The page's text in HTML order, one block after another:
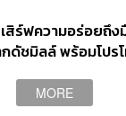
สิร์ฟความอร่อยถึ
กดัชมิลล์ พร้อมโป
MORE